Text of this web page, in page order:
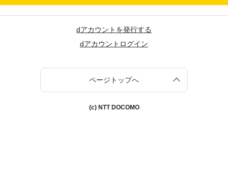
dアカウントを発行する
dアカウントログイン
ページトップへ
(c) NTT DOCOMO